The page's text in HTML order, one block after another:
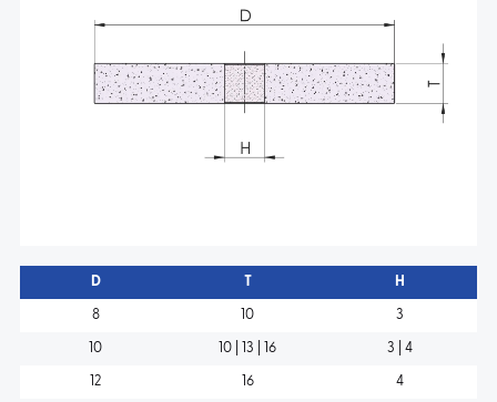
D T H
8 10 3
10 10 | 13 | 16 3 | 4
12 16 4